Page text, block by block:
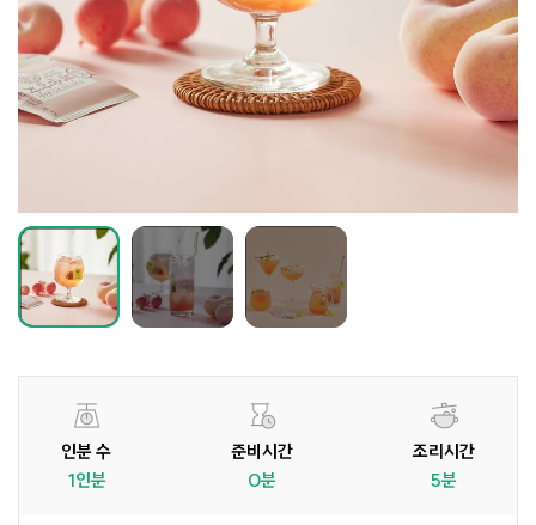
인분 수
1인분
준비시간
0분
조리시간
5분